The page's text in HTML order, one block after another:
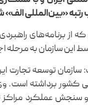
«بین‌المللی الف»
از برنامه‌های
این سازمان به مرحله
توسعه تجارت
برداشته است.
سنجش عملکرد